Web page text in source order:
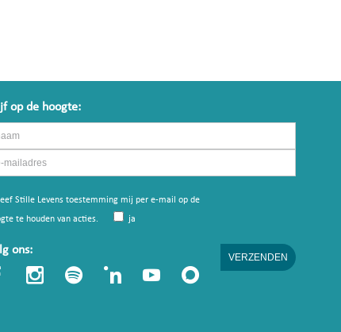
op de hoogte:
Stille Levens toestemming mij per e-mail op de
te houden van acties.
ja
ons: